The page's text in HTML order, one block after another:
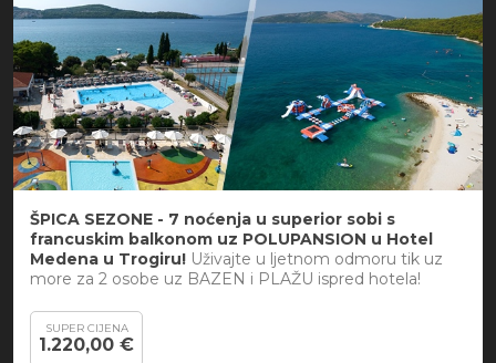
ŠPICA SEZONE - 7 noćenja u superior sobi s
francuskim balkonom uz POLUPANSION u Hotel
Medena u Trogiru! Uživajte u ljetnom odmoru tik uz
more za 2 osobe uz BAZEN i PLAŽU ispred hotela!
SUPER CIJENA
1.220,00 €